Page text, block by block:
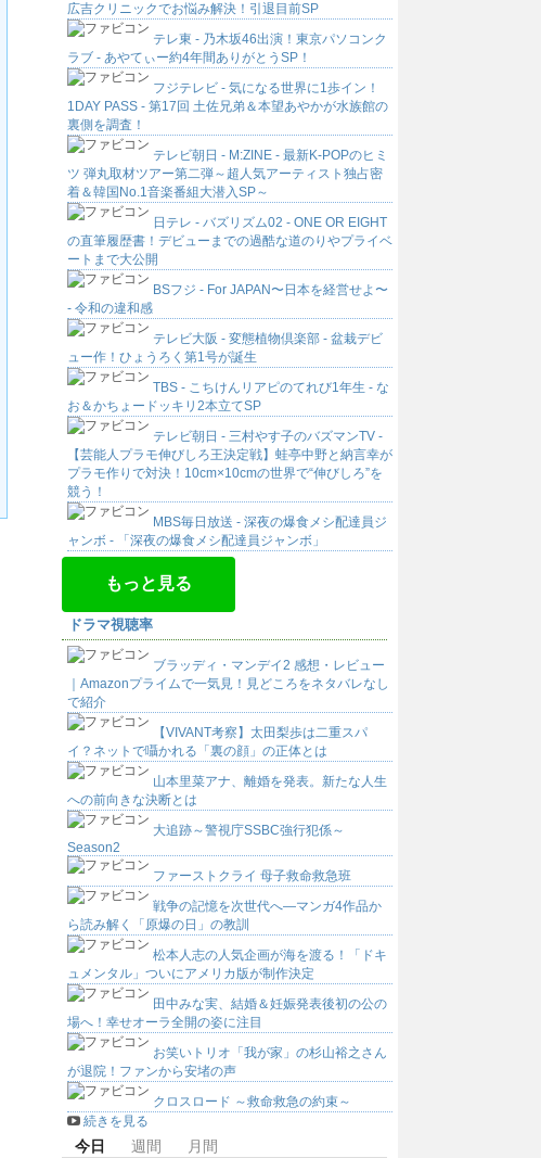
広吉クリニックでお悩み解決！引退目前SP
テレ東 - 乃木坂46出演！東京パソコンク
ラブ - あやてぃー約4年間ありがとうSP！
フジテレビ - 気になる世界に1歩イン！
1DAY PASS - 第17回 土佐兄弟＆本望あやかが水族館の
裏側を調査！
テレビ朝日 - M:ZINE - 最新K-POPのヒミ
ツ 弾丸取材ツアー第二弾～超人気アーティスト独占密
着＆韓国No.1音楽番組大潜入SP～
日テレ - バズリズム02 - ONE OR EIGHT
の直筆履歴書！デビューまでの過酷な道のりやプライベ
ートまで大公開
BSフジ - For JAPAN〜日本を経営せよ〜
- 令和の違和感
テレビ大阪 - 変態植物倶楽部 - 盆栽デビ
ュー作！ひょうろく第1号が誕生
TBS - こちけんリアピのてれび1年生 - な
お＆かちょードッキリ2本立てSP
テレビ朝日 - 三村やす子のバズマンTV -
【芸能人プラモ伸びしろ王決定戦】蛙亭中野と納言幸が
プラモ作りで対決！10cm×10cmの世界で“伸びしろ”を
競う！
MBS毎日放送 - 深夜の爆食メシ配達員ジ
ャンボ - 「深夜の爆食メシ配達員ジャンボ」
もっと見る
ドラマ視聴率
ブラッディ・マンデイ2 感想・レビュー
｜Amazonプライムで一気見！見どころをネタバレなし
で紹介
【VIVANT考察】太田梨歩は二重スパ
イ？ネットで囁かれる「裏の顔」の正体とは
山本里菜アナ、離婚を発表。新たな人生
への前向きな決断とは
大追跡～警視庁SSBC強行犯係～
Season2
ファーストクライ 母子救命救急班
戦争の記憶を次世代へ―マンガ4作品か
ら読み解く「原爆の日」の教訓
松本人志の人気企画が海を渡る！「ドキ
ュメンタル」ついにアメリカ版が制作決定
田中みな実、結婚＆妊娠発表後初の公の
場へ！幸せオーラ全開の姿に注目
お笑いトリオ「我が家」の杉山裕之さん
が退院！ファンから安堵の声
クロスロード ～救命救急の約束～
続きを見る
今日 週間 月間